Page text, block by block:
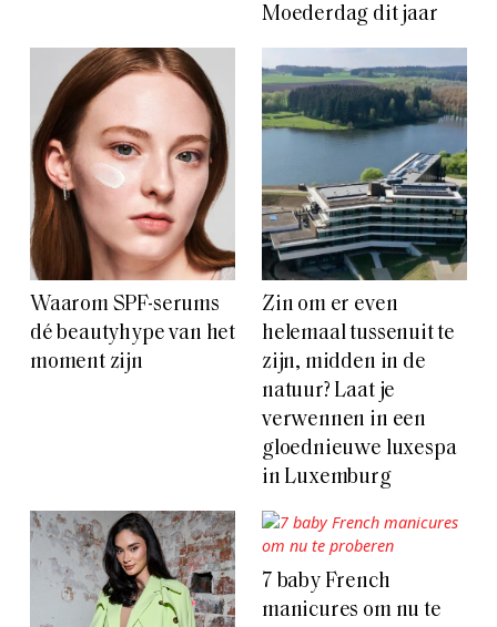
Moederdag dit jaar
Waarom SPF-serums
dé beautyhype van het
moment zijn
Zin om er even
helemaal tussenuit te
zijn, midden in de
natuur? Laat je
verwennen in een
gloednieuwe luxespa
in Luxemburg
7 baby French
manicures om nu te